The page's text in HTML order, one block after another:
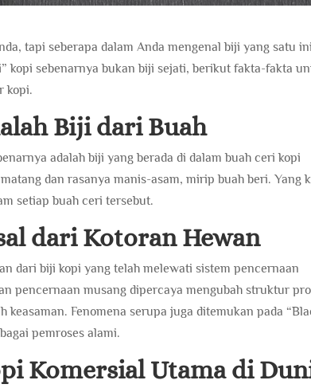
tapi seberapa dalam Anda mengenal biji yang satu
kopi sebenarnya bukan biji sejati, berikut fakta-fakta
kopi.
Biji dari Buah
adalah biji yang berada di dalam buah ceri kopi
dan rasanya manis-asam, mirip buah beri. Yang
setiap buah ceri tersebut.
dari Kotoran Hewan
dari biji kopi yang telah melewati sistem pencernaan
pencernaan musang dipercaya mengubah struktur
Fenomena serupa juga ditemukan pada
pemroses alami.
Komersial Utama di